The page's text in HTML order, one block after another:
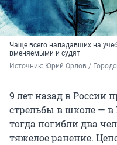
Чаще всего нападавших на
вменяемыми и судят
Источник: Юрий Орлов /
9 лет назад в России
стрельбы в школе — в
тогда погибли два
тяжелое ранение.